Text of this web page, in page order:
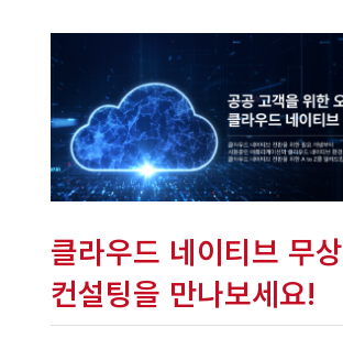
클라우드 네이티브 무상
컨설팅을 만나보세요!